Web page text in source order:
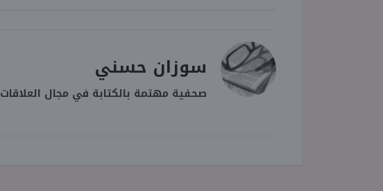
سوزان حسني
صحفية مهتمة بالكتابة في مجال العلاقات